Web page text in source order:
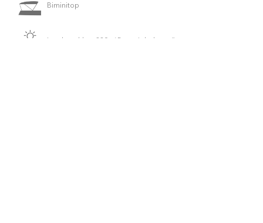
Biminitop
Landanschluss 220v / Batterieladegerät